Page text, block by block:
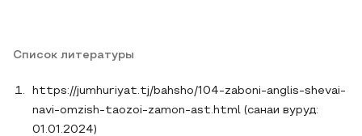
Список литературы
https://jumhuriyat.tj/bahsho/104-zaboni-anglis-shevai-
navi-omzish-taozoi-zamon-ast.html (санаи вуруд:
01.01.2024)